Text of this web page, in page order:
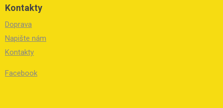
Kontakty
Doprava
Napište nám
Kontakty
Facebook